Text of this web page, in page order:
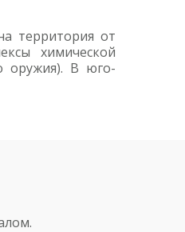
территория от
химической
оружия). В юго-